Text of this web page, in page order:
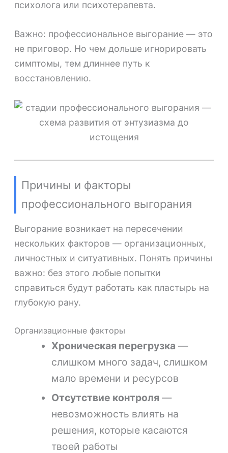
психолога или психотерапевта.
Важно: профессиональное выгорание — это
не приговор. Но чем дольше игнорировать
симптомы, тем длиннее путь к
восстановлению.
Причины и факторы
профессионального выгорания
Выгорание возникает на пересечении
нескольких факторов — организационных,
личностных и ситуативных. Понять причины
важно: без этого любые попытки
справиться будут работать как пластырь на
глубокую рану.
Организационные факторы
Хроническая перегрузка —
слишком много задач, слишком
мало времени и ресурсов
Отсутствие контроля —
невозможность влиять на
решения, которые касаются
твоей работы